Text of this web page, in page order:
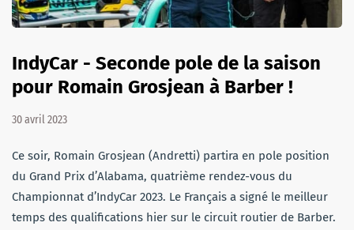
IndyCar - Seconde pole de la saison
pour Romain Grosjean à Barber !
30 avril 2023
Ce soir, Romain Grosjean (Andretti) partira en pole position
du Grand Prix d’Alabama, quatrième rendez-vous du
Championnat d’IndyCar 2023. Le Français a signé le meilleur
temps des qualifications hier sur le circuit routier de Barber.